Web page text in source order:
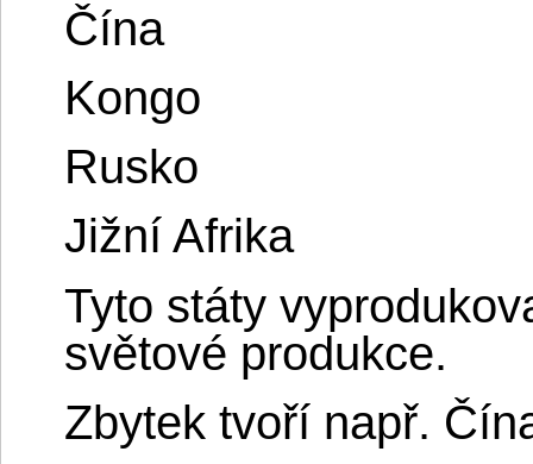
Čína
Kongo
Rusko
Jižní Afrika
Tyto státy
světové produkce.
Zbytek tvoří např.